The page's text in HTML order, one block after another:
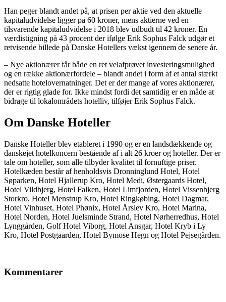
Han peger blandt andet på, at prisen per aktie ved den aktuelle
kapitaludvidelse ligger på 60 kroner, mens aktierne ved en
tilsvarende kapitaludvidelse i 2018 blev udbudt til 42 kroner. En
værdistigning på 43 procent der ifølge Erik Sophus Falck udgør et
retvisende billede på Danske Hotellers vækst igennem de senere år.
– Nye aktionærer får både en ret velafprøvet investeringsmulighed
og en række aktionærfordele – blandt andet i form af et antal stærkt
nedsatte hotelovernatninger. Det er der mange af vores aktionærer,
der er rigtig glade for. Ikke mindst fordi det samtidig er en måde at
bidrage til lokalområdets hotelliv, tilføjer Erik Sophus Falck.
Om Danske Hoteller
Danske Hoteller blev etableret i 1990 og er en landsdækkende og
danskejet hotelkoncern bestående af i alt 26 kroer og hoteller. Der er
tale om hoteller, som alle tilbyder kvalitet til fornuftige priser.
Hotelkæden består af henholdsvis Dronninglund Hotel, Hotel
Søparken, Hotel Hjallerup Kro, Hotel Medi, Østergaards Hotel,
Hotel Vildbjerg, Hotel Falken, Hotel Limfjorden, Hotel Vissenbjerg
Storkro, Hotel Menstrup Kro, Hotel Ringkøbing, Hotel Dagmar,
Hotel Vinhuset, Hotel Phønix, Hotel Årslev Kro, Hotel Marina,
Hotel Norden, Hotel Juelsminde Strand, Hotel Nørherredhus, Hotel
Lynggården, Golf Hotel Viborg, Hotel Ansgar, Hotel Kryb i Ly
Kro, Hotel Postgaarden, Hotel Bymose Hegn og Hotel Pejsegården.
Kommentarer